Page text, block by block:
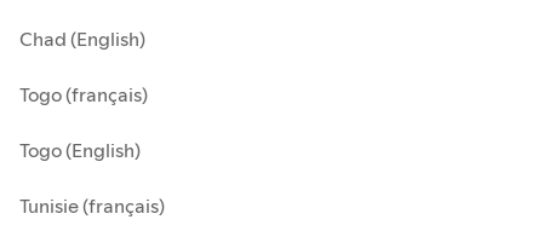
Chad (English)
Togo (français)
Togo (English)
Tunisie (français)